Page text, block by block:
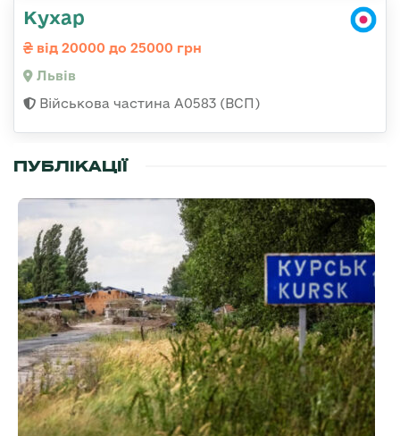
Кухар
від 20000 до 25000 грн
Львів
Військова частина А0583 (ВСП)
ПУБЛІКАЦІЇ